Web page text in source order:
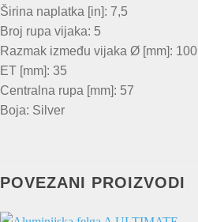
Širina naplatka [in]: 7,5
Broj rupa vijaka: 5
Razmak između vijaka Ø [mm]: 100
ET [mm]: 35
Centralna rupa [mm]: 57
Boja: Silver
POVEZANI PROIZVODI